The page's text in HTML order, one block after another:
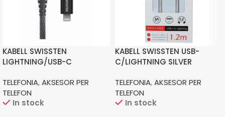
KABELL SWISSTEN
LIGHTNING/USB-C
TELEFONIA,AKSESOR PER
TELEFON
In stock
KABELL SWISSTEN USB-
C/LIGHTNING SILVER
TELEFONIA,AKSESOR PER
TELEFON
In stock